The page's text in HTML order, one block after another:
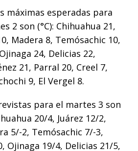
máximas esperadas para
2 son (°C): Chihuahua 21,
Madera 8, Temósachic 10,
24, Delicias 22,
21, Parral 20, Creel 7,
9, El Vergel 8.
para el martes 3 son
20/4, Juárez 12/2,
5/-2, Temósachic 7/-3,
Ojinaga 19/4, Delicias 21/5,